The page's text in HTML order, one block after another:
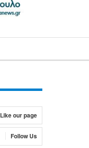
Like our page
Follow Us